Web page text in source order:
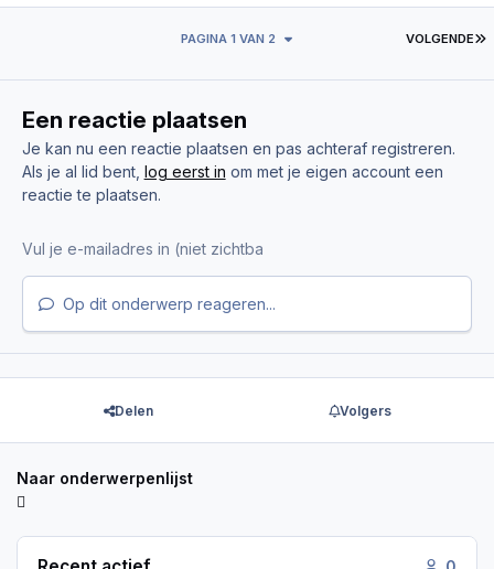
VOLGENDE
PAGINA 1 VAN 2
Een reactie plaatsen
Je kan nu een reactie plaatsen en pas achteraf registreren.
Als je al lid bent, log eerst in om met je eigen account een
reactie te plaatsen.
Op dit onderwerp reageren...
Delen Volgers
Naar onderwerpenlijst